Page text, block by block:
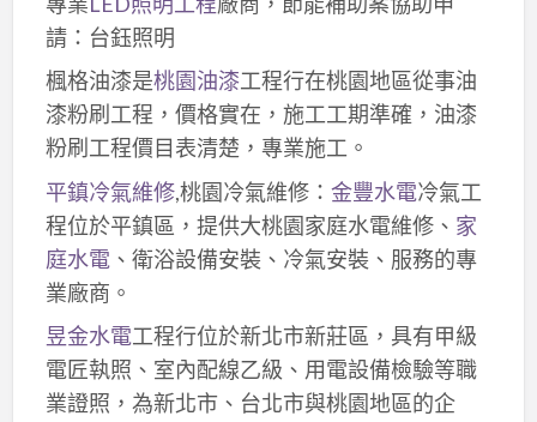
請：台鈺照明
楓格油漆是桃園油漆工程行在桃園地區從事油
漆粉刷工程，價格實在，施工工期準確，油漆
粉刷工程價目表清楚，專業施工。
平鎮冷氣維修,桃園冷氣維修： 金豐水電冷氣工
程位於平鎮區，提供大桃園家庭水電維修、 家
庭水電、衛浴設備安裝、冷氣安裝、服務的專
業廠商。
昱金水電工程行位於新北市新莊區，具有甲級
電匠執照、室內配線乙級、用電設備檢驗等職
業證照，為新北市、台北市與桃園地區的企